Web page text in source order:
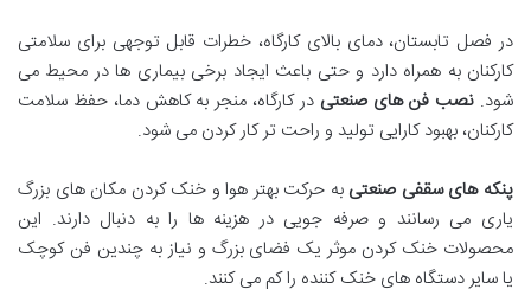
در فصل تابستان، دمای بالای کارگاه، خطرات قابل توجهی برای سلامتی
کارکنان به همراه دارد و حتی باعث ایجاد برخی بیماری ها در محیط می
شود. نصب فن های صنعتی در کارگاه، منجر به کاهش دما، حفظ سلامت
کارکنان، بهبود کارایی تولید و راحت تر کار کردن می شود.
پنکه های سقفی صنعتی به حرکت بهتر هوا و خنک کردن مکان های بزرگ
یاری می رسانند و صرفه جویی در هزینه ها را به دنبال دارند. این
محصولات خنک کردن موثر یک فضای بزرگ و نیاز به چندین فن کوچک
یا سایر دستگاه های خنک کننده را کم می کنند.